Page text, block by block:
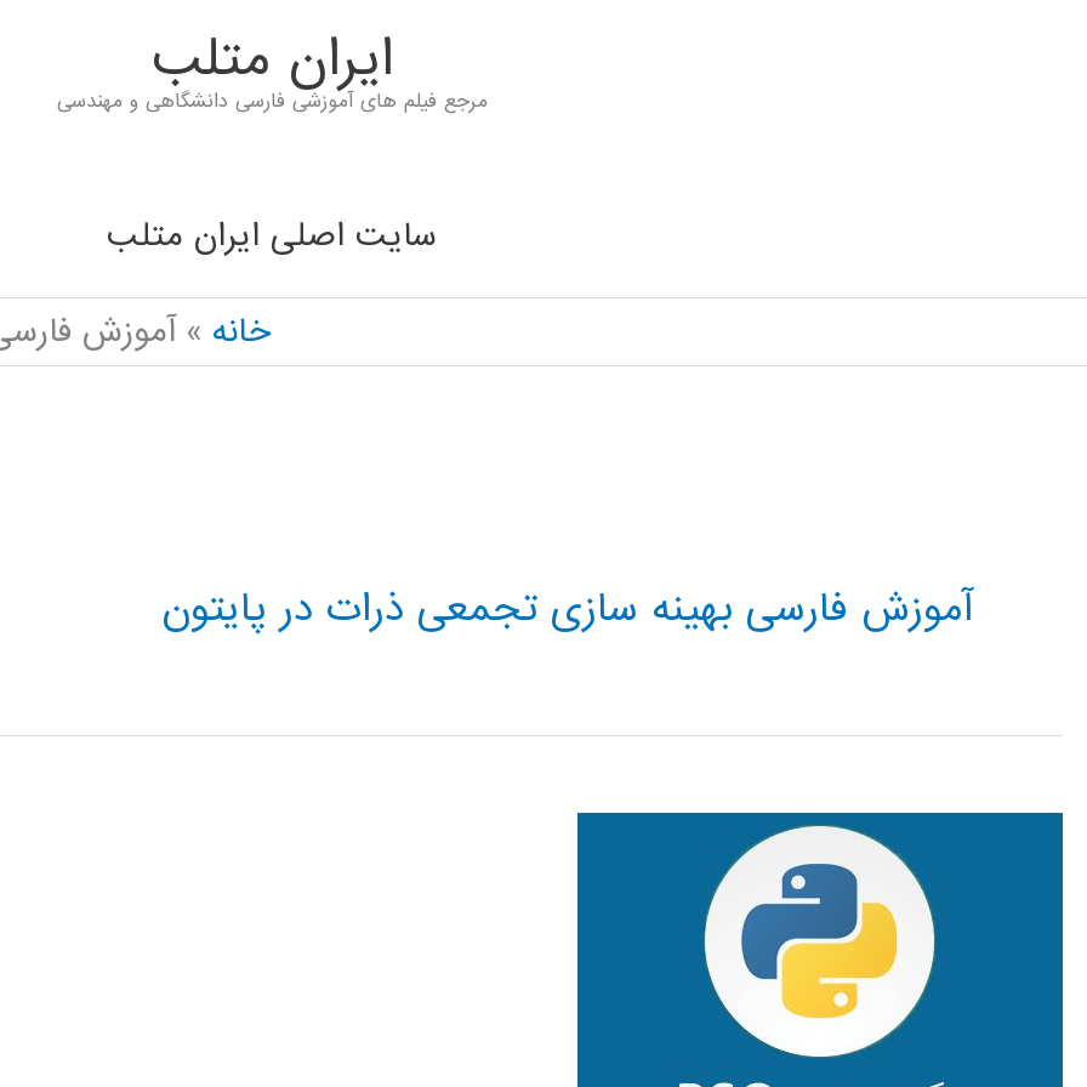
ايران متلب
مرجع فیلم های آموزشی فارسی دانشگاهی و مهندسی
سایت اصلی ایران متلب
خانه
آموزش
آموزش فارسی بهینه سازی تجمعی ذرات در پایتون